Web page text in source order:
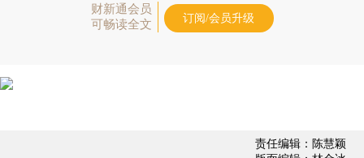
财新通会员
可畅读全文
订阅/会员升级
责任编辑：陈慧颖